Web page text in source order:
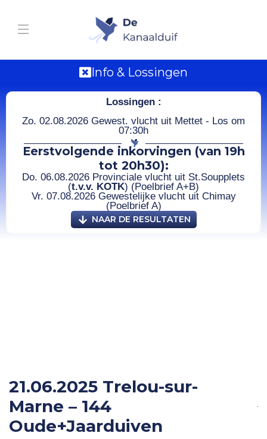
Info & Lossingen
Lossingen :
Zo. 02.08.2026 Gewest. vlucht uit Mettet - Los om
07:30h
Eerstvolgende inkorvingen (van 19h
tot 20h30):
Do. 06.08.2026 Provinciale vlucht uit St.Soupplets
(t.v.v. KOTK) (Poelbrief A+B)
Vr. 07.08.2026 Gewestelijke vlucht uit Chimay
(Poelbrief A)
NAAR DE RESULTATEN
21.06.2025 Trelou-sur-
Marne – 144
Oude+Jaarduiven